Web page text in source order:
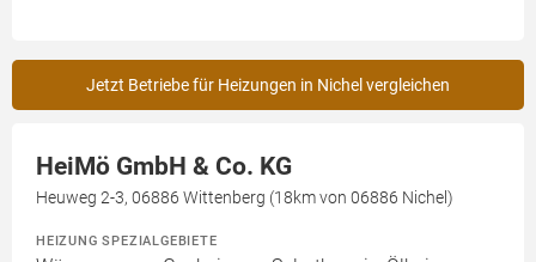
Jetzt Betriebe für Heizungen in Nichel vergleichen
HeiMö GmbH & Co. KG
Heuweg 2-3, 06886 Wittenberg (18km von 06886 Nichel)
HEIZUNG SPEZIALGEBIETE